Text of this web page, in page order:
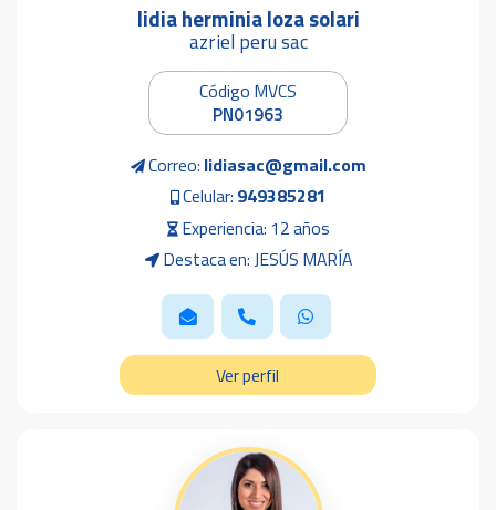
lidia herminia loza solari
azriel peru sac
Código MVCS
PN01963
Correo: lidiasac@gmail.com
Celular: 949385281
Experiencia: 12 años
Destaca en: JESÚS MARÍA
Ver perfil